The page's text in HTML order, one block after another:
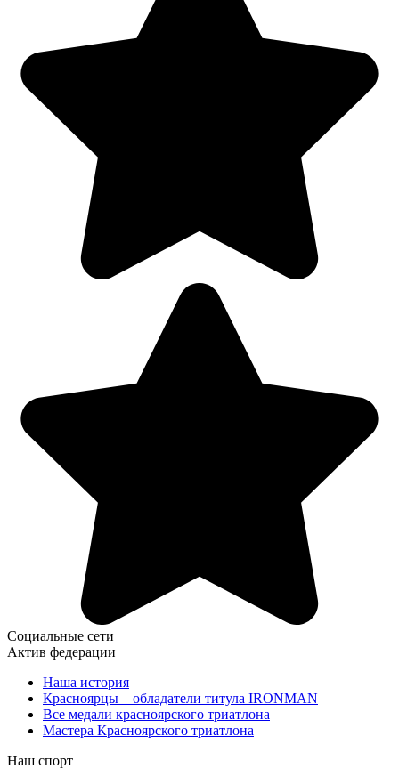
Социальные сети
Актив федерации
Наша история
Красноярцы – обладатели титула IRONMAN
Все медали красноярского триатлона
Мастера Красноярского триатлона
Наш спорт